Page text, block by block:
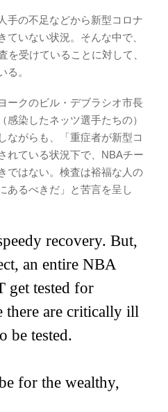
手の不足などから新型コロナ
ていない状況。そんな中で、
を受けていることに対して、
る。
ークのビル・デブラシオ市長
感染したネッツ選手たちの）
ながらも、「重症者が新型コ
れている状況下で、NBAチー
ではない。検査は裕福な人の
あるべきだ」と苦言を呈し
recovery. But,
an entire NBA
get tested for
are critically ill
be tested.
for the wealthy,